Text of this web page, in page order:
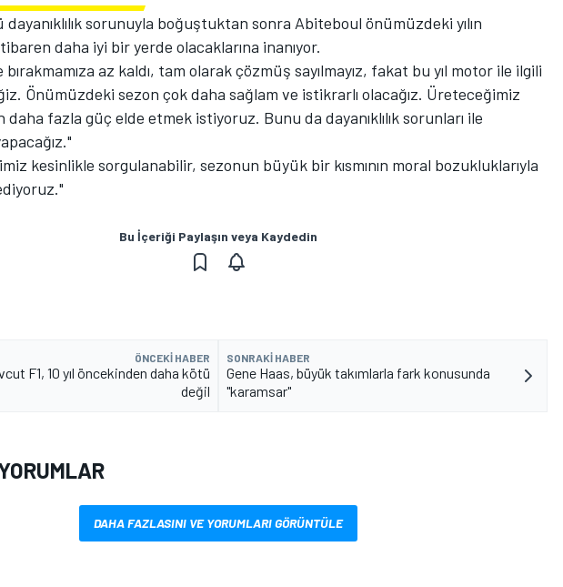
sorunuyla boğuştuktan sonra Abiteboul önümüzdeki yılın
daha iyi bir yerde olacaklarına inanıyor.
bırakmamıza az kaldı, tam olarak çözmüş sayılmayız, fakat bu yıl motor ile ilgili
Önümüzdeki sezon çok daha sağlam ve istikrarlı olacağız. Üreteceğimiz
fazla güç elde etmek istiyoruz. Bunu da dayanıklılık sorunları ile
kesinlikle sorgulanabilir, sezonun büyük bir kısmının moral bozukluklarıyla
Bu İçeriği Paylaşın veya Kaydedin
ÖNCEKI HABER
F1, 10 yıl öncekinden daha kötü
değil
SONRAKI HABER
Gene Haas, büyük takımlarla fark konusunda
"karamsar"
DAHA FAZLASINI VE YORUMLARI GÖRÜNTÜLE